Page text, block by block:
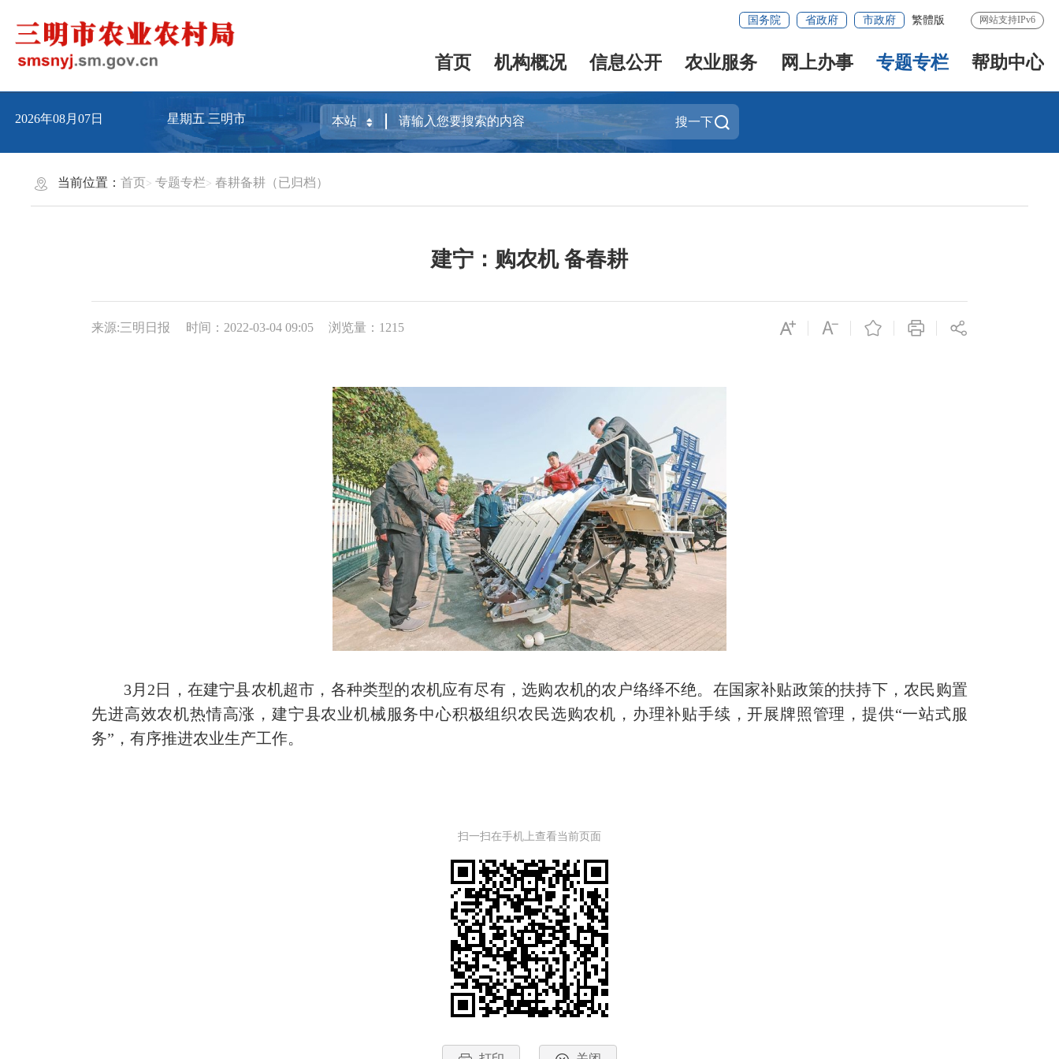
国务院 省政府 市政府 繁體版 网站支持IPv6
首页 机构概况 信息公开 农业服务 网上办事 专题专栏 帮助中心
2026年08月07日 星期五三明市 搜一下
当前位置：首页 专题专栏 春耕备耕（已归档）
建宁：购农机 备春耕
来源:三明日报 时间：2022-03-04 09:05 浏览量：1215
3月2日，在建宁县农机超市，各种类型的农机应有尽有，选购农机的农户络绎不绝。在国家补贴政策的扶持下，农民购置
先进高效农机热情高涨，建宁县农业机械服务中心积极组织农民选购农机，办理补贴手续，开展牌照管理，提供“一站式服
务”，有序推进农业生产工作。
扫一扫在手机上查看当前页面